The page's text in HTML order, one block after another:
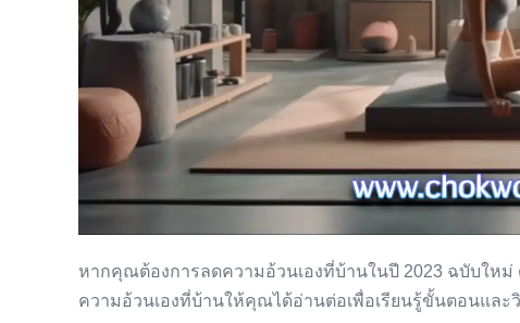
หากคุณต้องการลดความอ้วนเองที่บ้านในปี 2023 ฉบับให
ความอ้วนเองที่บ้านให้คุณได้อ่านต่อเพื่อเรียนรู้ขั้นตอนและ